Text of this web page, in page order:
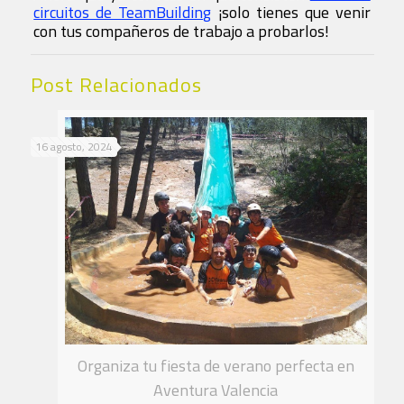
circuitos de TeamBuilding ¡solo tienes que venir
con tus compañeros de trabajo a probarlos!
Post Relacionados
Organiza tu fiesta de verano perfecta en
Aventura Valencia
16 agosto, 2024